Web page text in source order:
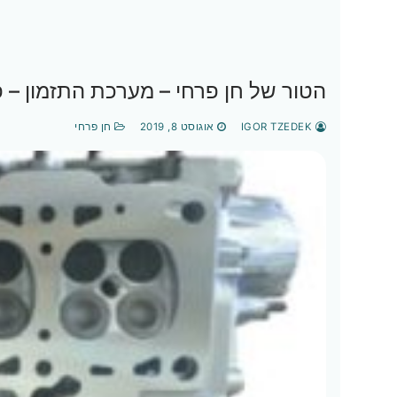
הטור של חן פרחי – מערכת התזמון
אוגוסט 8, 2019 חן פרחי